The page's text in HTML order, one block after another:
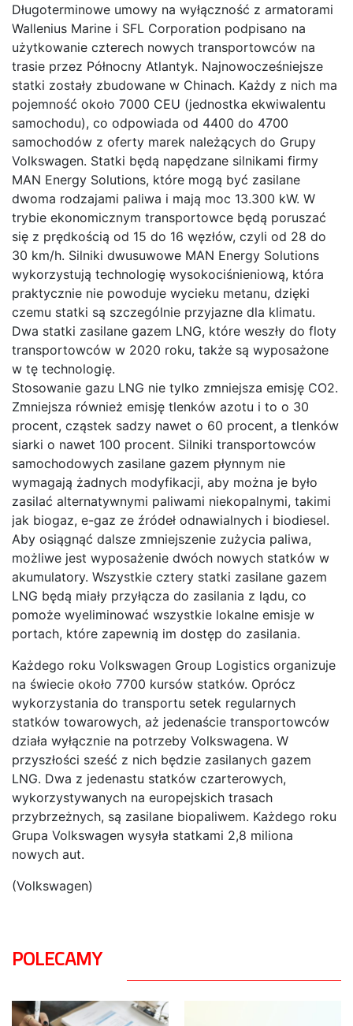
Długoterminowe umowy na wyłączność z armatorami
Wallenius Marine i SFL Corporation podpisano na
użytkowanie czterech nowych transportowców na
trasie przez Północny Atlantyk. Najnowocześniejsze
statki zostały zbudowane w Chinach. Każdy z nich ma
pojemność około 7000 CEU (jednostka ekwiwalentu
samochodu), co odpowiada od 4400 do 4700
samochodów z oferty marek należących do Grupy
Volkswagen. Statki będą napędzane silnikami firmy
MAN Energy Solutions, które mogą być zasilane
dwoma rodzajami paliwa i mają moc 13.300 kW. W
trybie ekonomicznym transportowce będą poruszać
się z prędkością od 15 do 16 węzłów, czyli od 28 do
30 km/h. Silniki dwusuwowe MAN Energy Solutions
wykorzystują technologię wysokociśnieniową, która
praktycznie nie powoduje wycieku metanu, dzięki
czemu statki są szczególnie przyjazne dla klimatu.
Dwa statki zasilane gazem LNG, które weszły do floty
transportowców w 2020 roku, także są wyposażone
w tę technologię.
Stosowanie gazu LNG nie tylko zmniejsza emisję CO2.
Zmniejsza również emisję tlenków azotu i to o 30
procent, cząstek sadzy nawet o 60 procent, a tlenków
siarki o nawet 100 procent. Silniki transportowców
samochodowych zasilane gazem płynnym nie
wymagają żadnych modyfikacji, aby można je było
zasilać alternatywnymi paliwami niekopalnymi, takimi
jak biogaz, e-gaz ze źródeł odnawialnych i biodiesel.
Aby osiągnąć dalsze zmniejszenie zużycia paliwa,
możliwe jest wyposażenie dwóch nowych statków w
akumulatory. Wszystkie cztery statki zasilane gazem
LNG będą miały przyłącza do zasilania z lądu, co
pomoże wyeliminować wszystkie lokalne emisje w
portach, które zapewnią im dostęp do zasilania.
Każdego roku Volkswagen Group Logistics organizuje
na świecie około 7700 kursów statków. Oprócz
wykorzystania do transportu setek regularnych
statków towarowych, aż jedenaście transportowców
działa wyłącznie na potrzeby Volkswagena. W
przyszłości sześć z nich będzie zasilanych gazem
LNG. Dwa z jedenastu statków czarterowych,
wykorzystywanych na europejskich trasach
przybrzeżnych, są zasilane biopaliwem. Każdego roku
Grupa Volkswagen wysyła statkami 2,8 miliona
nowych aut.
(Volkswagen)
POLECAMY